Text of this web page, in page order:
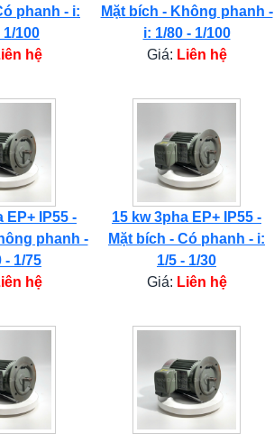
phanh - i:
1/100
hệ
Mặt bích - Không phanh -
i: 1/80 - 1/100
Giá: Liên hệ
EP+ IP55 -
phanh -
- 1/75
hệ
15 kw 3pha EP+ IP55 -
Mặt bích - Có phanh - i:
1/5 - 1/30
Giá: Liên hệ